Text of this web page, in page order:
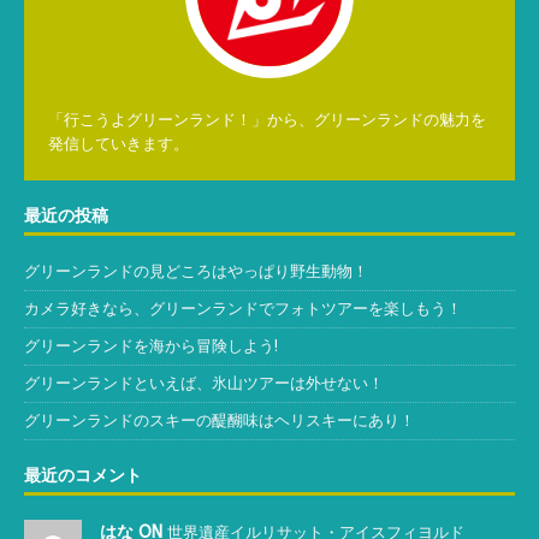
「行こうよグリーンランド！」から、グリーンランドの魅力を
発信していきます。
最近の投稿
グリーンランドの見どころはやっぱり野生動物！
カメラ好きなら、グリーンランドでフォトツアーを楽しもう！
グリーンランドを海から冒険しよう!
グリーンランドといえば、氷山ツアーは外せない！
グリーンランドのスキーの醍醐味はヘリスキーにあり！
最近のコメント
はな ON 世界遺産イルリサット・アイスフィヨルド